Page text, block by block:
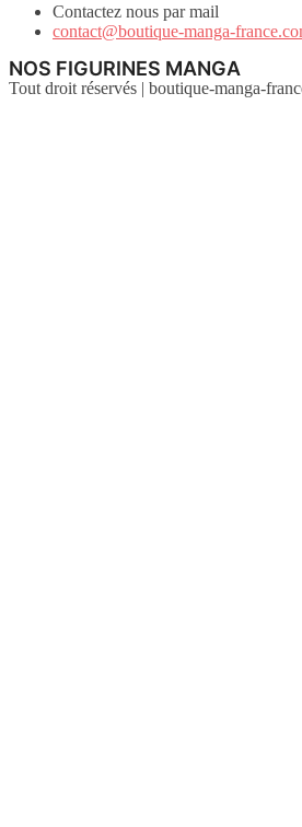
Contactez nous par mail
contact@boutique-manga-
NOS FIGURINES MANGA
Tout droit réservés | boutique-manga-